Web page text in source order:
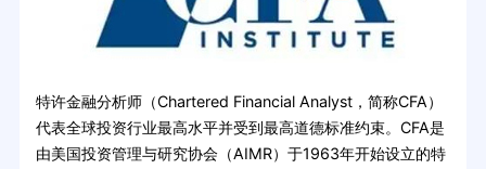
特许金融分析师（Chartered Financial Analyst，简称CFA）
代表全球投资行业最高水平并受到最高道德标准约束。CFA是
由美国投资管理与研究协会（AIMR）于1963年开始设立的特